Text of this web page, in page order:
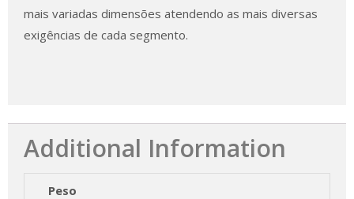
mais variadas dimensões atendendo as mais diversas
exigências de cada segmento.
Additional Information
Peso